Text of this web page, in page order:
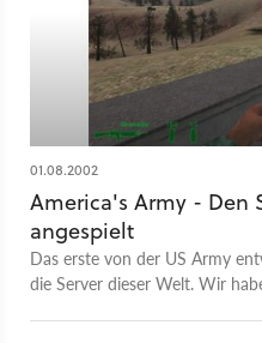
01.08.2002
America's Army - Den
angespielt
Das erste von der US Army
die Server dieser Welt. Wir